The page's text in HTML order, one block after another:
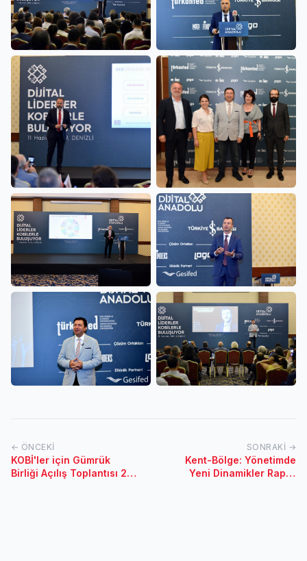
← ÖNCEKI
KOBİ'ler için Gümrük
Birliği Açılış Toplantısı 22
SONRAKI →
Kent-Bölge: Yönetimde
Yeni Dinamikler Rapor